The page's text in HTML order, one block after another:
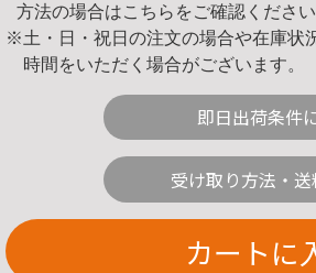
方法の場合はこちら をご確認ください
※土・日・祝日の注文の場合や在庫状
時間をいただく場合がございます。
即日出荷条件
受け取り方法・
カートに